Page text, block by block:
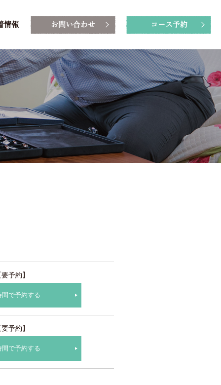
情報 お問い合わせ コース予約
予約】
間で予約する
予約】
間で予約する